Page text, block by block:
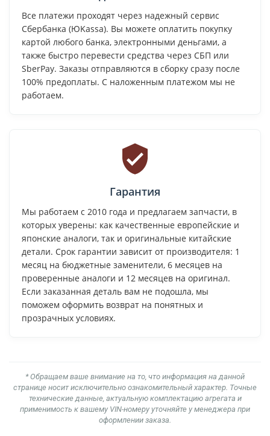
Все платежи проходят через надежный сервис
Сбербанка (ЮKassa). Вы можете оплатить покупку
картой любого банка, электронными деньгами, а
также быстро перевести средства через СБП или
SberPay. Заказы отправляются в сборку сразу после
100% предоплаты. С наложенным платежом мы не
работаем.
Гарантия
Мы работаем с 2010 года и предлагаем запчасти, в
которых уверены: как качественные европейские и
японские аналоги, так и оригинальные китайские
детали. Срок гарантии зависит от производителя: 1
месяц на бюджетные заменители, 6 месяцев на
проверенные аналоги и 12 месяцев на оригинал.
Если заказанная деталь вам не подошла, мы
поможем оформить возврат на понятных и
прозрачных условиях.
* Обращаем ваше внимание на то, что информация на данной
странице носит исключительно ознакомительный характер. Точные
технические данные, актуальную комплектацию агрегата и
применимость к вашему VIN-номеру уточняйте у менеджера при
оформлении заказа.